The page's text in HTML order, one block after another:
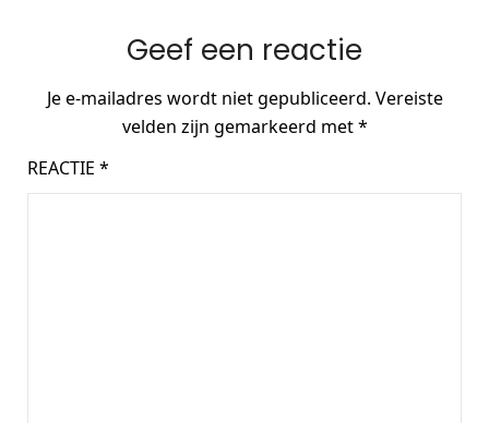
Geef een reactie
Je e-mailadres wordt niet gepubliceerd. Vereiste
velden zijn gemarkeerd met*
REACTIE *